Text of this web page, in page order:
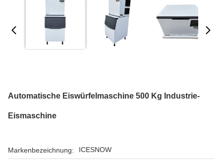
Automatische Eiswürfelmaschine 500 Kg Industrie-
Eismaschine
Markenbezeichnung: ICESNOW